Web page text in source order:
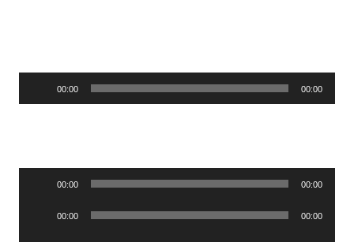
audio
00:00 00:00
00:00 00:00
00:00 00:00